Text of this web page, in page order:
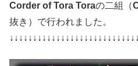
Corder of Tora Toraの二組（
抜き）で行われました。